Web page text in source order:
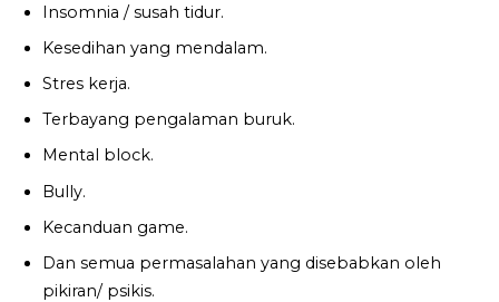
Insomnia / susah tidur.
Kesedihan yang mendalam.
Stres kerja.
Terbayang pengalaman buruk.
Mental block.
Bully.
Kecanduan game.
Dan semua permasalahan yang disebabkan oleh
pikiran/ psikis.